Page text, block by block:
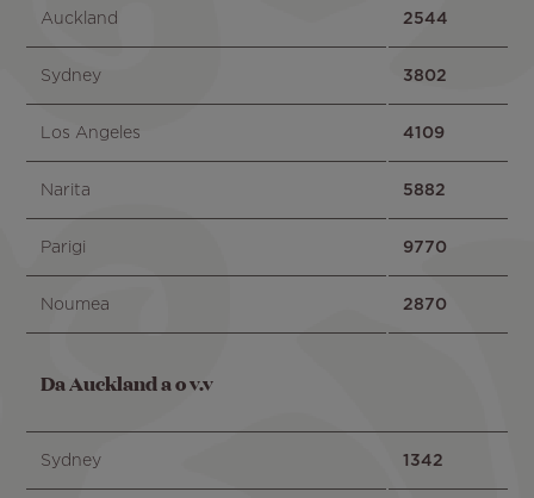
Auckland 2544
Sydney 3802
Los Angeles 4109
Narita 5882
Parigi 9770
Noumea 2870
Da Auckland a o v.v
Sydney 1342